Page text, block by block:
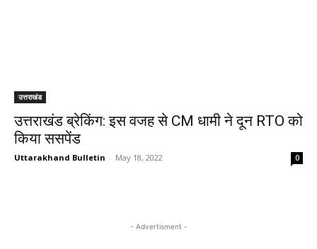
उत्तराखंड
उत्तराखंड ब्रेकिंग: इस वजह से CM धामी ने दून RTO को
किया ससपेंड
Uttarakhand Bulletin - May 18, 2022 0
- Advertisment -